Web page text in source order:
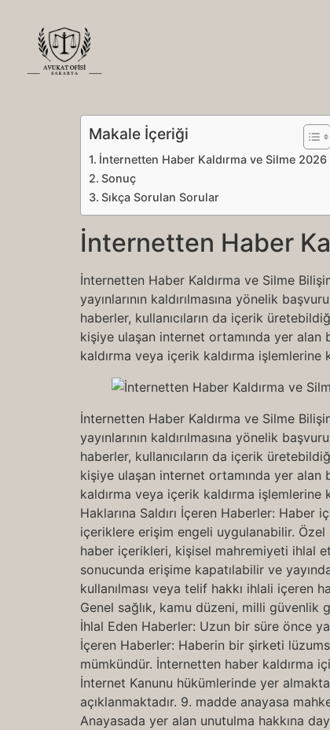
Makale İçeriği
İnternetten Haber Kaldırma ve Silme 2026
Sonuç
Sıkça Sorulan Sorular
İnternetten Haber
İnternetten Haber Kaldırma ve Silme
yayınlarının kaldırılmasına yönelik
haberler, kullanıcıların da içerik
kişiye ulaşan internet ortamında yer alan
kaldırma veya içerik kaldırma
İnternetten Haber Kaldırma ve Silme
yayınlarının kaldırılmasına yönelik
haberler, kullanıcıların da içerik
kişiye ulaşan internet ortamında yer alan
kaldırma veya içerik kaldırma
Haklarına Saldırı İçeren Haberler: Haber
içeriklere erişim engeli uygulanabilir.
haber içerikleri, kişisel mahremiyeti ihlal
sonucunda erişime kapatılabilir ve
kullanılması veya telif hakkı ihlali içeren
Genel sağlık, kamu düzeni, milli güvenlik
İhlal Eden Haberler: Uzun bir süre önce
İçeren Haberler: Haberin bir şirketi
mümkündür. İnternetten haber kaldırma
İnternet Kanunu hükümlerinde yer
açıklanmaktadır. 9. madde anayasa
Anayasada yer alan unutulma hakkına